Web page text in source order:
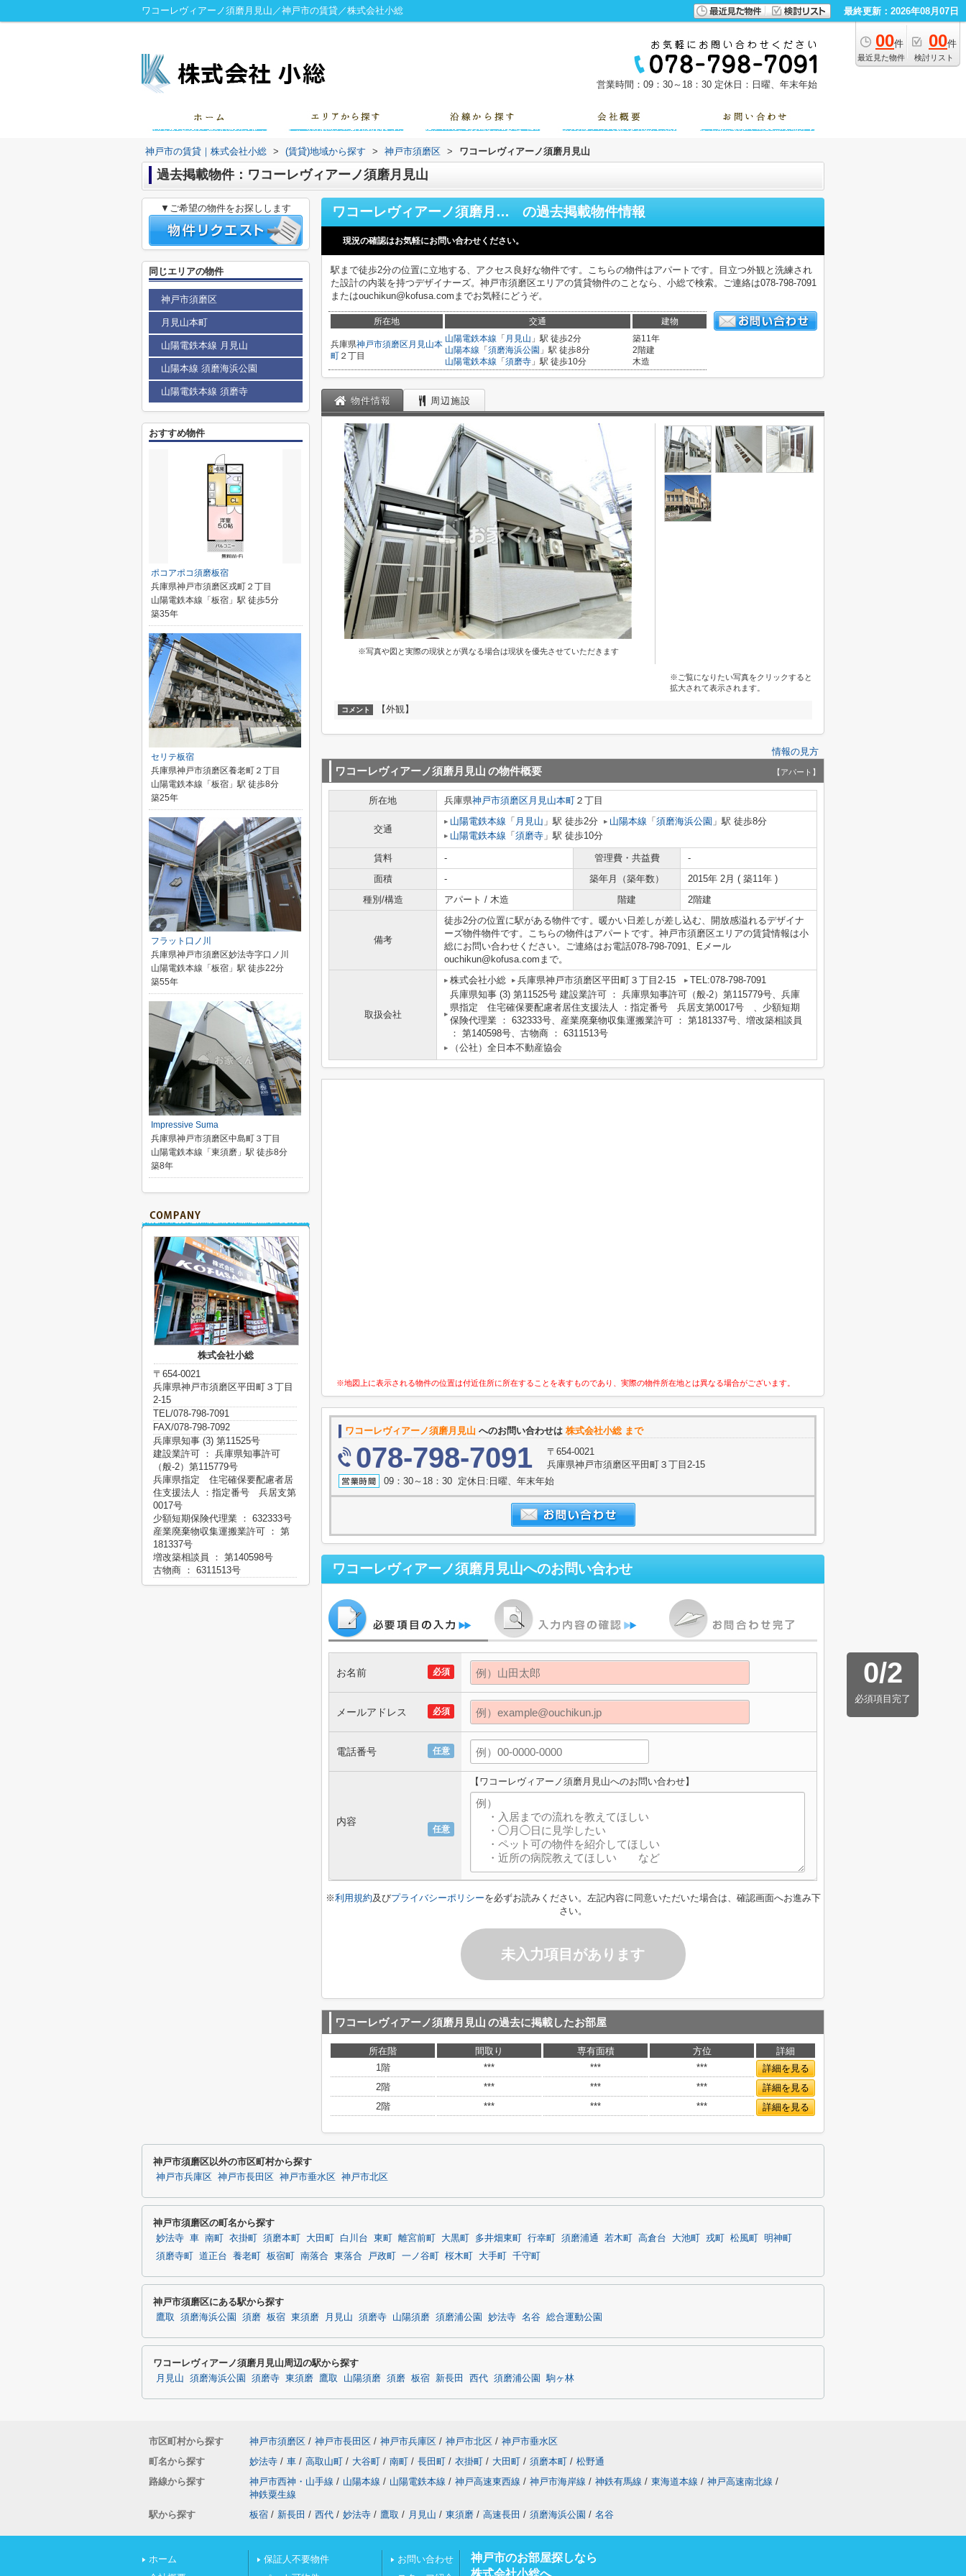
ワコーレヴィアーノ須磨月見山／神戸市の賃貸／株式会社小総 最終更新：2026年08月07日
00件
最近見た物件
00件
検討リスト
営業時間：09：30～18：30 定休日：日曜、年末年始
神戸市の賃貸｜株式会社小総 > (賃貸)地域から探す > 神戸市須磨区 > ワコーレヴィアーノ須磨月見山
過去掲載物件：ワコーレヴィアーノ須磨月見山
ワコーレヴィアーノ須磨月見山 の過去掲載物件情報
現況の確認はお気軽にお問い合わせください。
駅まで徒歩2分の位置に立地する、アクセス良好な物件です。こちらの物件はアパートです。目立つ外観と洗練され
た設計の内装を持つデザイナーズ。神戸市須磨区エリアの賃貸物件のことなら、小総で検索。ご連絡は078-798-7091
またはouchikun@kofusa.comまでお気軽にどうぞ。
所在地 交通 建物
兵庫県神戸市須磨区 月見山本
町 ２丁目
山陽電鉄本線 「 月見山 」駅 徒歩2分
山陽本線 「 須磨海浜公園 」駅 徒歩8分
山陽電鉄本線 「 須磨寺 」駅 徒歩10分
築11年
2階建
木造
物件情報 周辺施設
※写真や図と実際の現状とが異なる場合は現状を優先させていただきます
※ご覧になりたい写真をクリックすると
拡大されて表示されます。
コメント 【外観】
情報の見方
ワコーレヴィアーノ須磨月見山 の物件概要 【アパート】
所在地 兵庫県神戸市須磨区月見山本町 ２丁目
交通
山陽電鉄本線 「 月見山 」駅 徒歩2分 山陽本線 「 須磨海浜公園 」駅 徒歩8分
山陽電鉄本線 「 須磨寺 」駅 徒歩10分
賃料 - 管理費・共益費
-
面積
- 築年月（築年数）
2015年 2月 ( 築11年 )
種別/構造
アパート / 木造 階建 2階建
備考
徒歩2分の位置に駅がある物件です。暖かい日差しが差し込む、開放感溢れるデザイナ
ーズ物件物件です。こちらの物件はアパートです。神戸市須磨区エリアの賃貸情報は小
総にお問い合わせください。ご連絡はお電話078-798-7091、Eメール
ouchikun@kofusa.comまで。
取扱会社
株式会社小総 兵庫県神戸市須磨区平田町３丁目2-15
TEL:078-798-7091
兵庫県知事 (3) 第11525号 建設業許可 ： 兵庫県知事許可（般-2）第115779号、兵庫
県指定 住宅確保要配慮者居住支援法人 ：指定番号 兵居支第0017号 、少額短期
保険代理業 ： 632333号、産業廃棄物収集運搬業許可 ： 第181337号、増改築相談員
： 第140598号、古物商 ： 6311513号
（公社）全日本不動産協会
※地図上に表示される物件の位置は付近住所に所在することを表すものであり、実際の物件所在地とは異なる場合がございます。
ワコーレヴィアーノ須磨月見山 へのお問い合わせは 株式会社小総 まで
078-798-7091
〒654-0021
兵庫県神戸市須磨区平田町３丁目2-15
09：30～18：30 定休日:日曜、年末年始
ワコーレヴィアーノ須磨月見山へのお問い合わせ
0/2
必須項目完了
必須
お名前
必須
メールアドレス
任意
電話番号
任意
内容
【ワコーレヴィアーノ須磨月見山へのお問い合わせ】
※利用規約及びプライバシーポリシーを必ずお読みください。左記内容に同意いただいた場合は、確認画面へお進み下
さい。
未入力項目があります
ワコーレヴィアーノ須磨月見山 の過去に掲載したお部屋
所在階 間取り 専有面積 方位
詳細
1階
*** *** ***
詳細を見る
2階
*** *** ***
詳細を見る
2階
*** *** *** 詳細を見る
▼ご希望の物件をお探しします
同じエリアの物件
神戸市須磨区
月見山本町
山陽電鉄本線 月見山
山陽本線 須磨海浜公園
山陽電鉄本線 須磨寺
おすすめ物件
ポコアポコ須磨板宿
兵庫県神戸市須磨区戎町２丁目
山陽電鉄本線「板宿」駅 徒歩5分
築35年
セリテ板宿
兵庫県神戸市須磨区養老町２丁目
山陽電鉄本線「板宿」駅 徒歩8分
築25年
フラット口ノ川
兵庫県神戸市須磨区妙法寺字口ノ川
山陽電鉄本線「板宿」駅 徒歩22分
築55年
Impressive Suma
兵庫県神戸市須磨区中島町３丁目
山陽電鉄本線「東須磨」駅 徒歩8分
築8年
株式会社小総
〒654-0021
兵庫県神戸市須磨区平田町３丁目
2-15
TEL/078-798-7091
FAX/078-798-7092
兵庫県知事 (3) 第11525号
建設業許可 ： 兵庫県知事許可
（般-2）第115779号
兵庫県指定 住宅確保要配慮者居
住支援法人 ：指定番号 兵居支第
0017号
少額短期保険代理業 ： 632333号
産業廃棄物収集運搬業許可 ： 第
181337号
増改築相談員 ： 第140598号
古物商 ： 6311513号
神戸市須磨区以外の市区町村から探す
神戸市兵庫区 神戸市長田区 神戸市垂水区 神戸市北区
神戸市須磨区の町名から探す
妙法寺 車 南町 衣掛町 須磨本町 大田町 白川台 東町 離宮前町 大黒町 多井畑東町 行幸町 須磨浦通 若木町 高倉台 大池町 戎町 松風町
明神町
須磨寺町
道正台 養老町 板宿町 南落合 東落合 戸政町 一ノ谷町 桜木町 大手町 千守町
神戸市須磨区にある駅から探す
鷹取 須磨海浜公園 須磨 板宿 東須磨 月見山 須磨寺 山陽須磨 須磨浦公園 妙法寺 名谷 総合運動公園
ワコーレヴィアーノ須磨月見山周辺の駅から探す
月見山 須磨海浜公園 須磨寺 東須磨 鷹取 山陽須磨 須磨 板宿 新長田 西代 須磨浦公園 駒ヶ林
市区町村から探す 神戸市須磨区 / 神戸市長田区 / 神戸市兵庫区 / 神戸市北区 / 神戸市垂水区
町名から探す
妙法寺 / 車 / 高取山町 / 大谷町 / 南町 / 長田町 / 衣掛町 / 大田町 / 須磨本町 / 松野通
路線から探す
神戸市西神・山手線 / 山陽本線 / 山陽電鉄本線 / 神戸高速東西線 / 神戸市海岸線 / 神鉄有馬線 / 東海道本線 / 神戸高速南北線 /
神鉄粟生線
駅から探す
板宿 / 新長田 / 西代 / 妙法寺 / 鷹取 / 月見山 / 東須磨 / 高速長田 / 須磨海浜公園 / 名谷
ホーム
保証人不要物件
お問い合わせ
神戸市のお部屋探しなら
株式会社小総へ